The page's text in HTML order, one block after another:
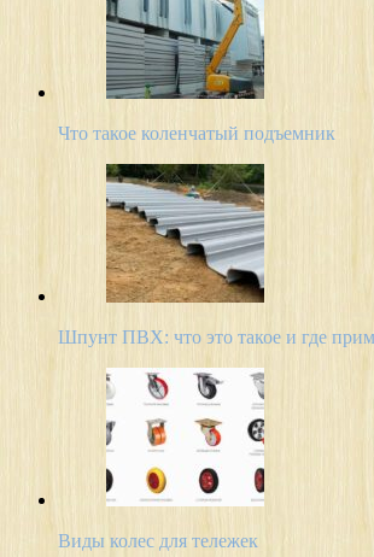
Что такое коленчатый подъемник
Шпунт ПВХ: что это такое и где
Виды колес для тележек